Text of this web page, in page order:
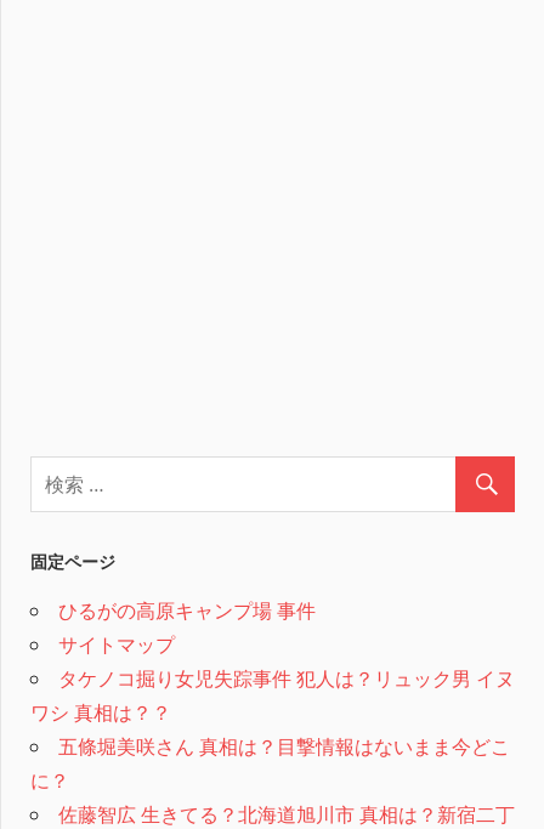
固定ページ
ひるがの高原キャンプ場 事件
サイトマップ
タケノコ掘り女児失踪事件 犯人は？リュック男 イヌ
ワシ 真相は？？
五條堀美咲さん 真相は？目撃情報はないまま今どこ
に？
佐藤智広 生きてる？北海道旭川市 真相は？新宿二丁